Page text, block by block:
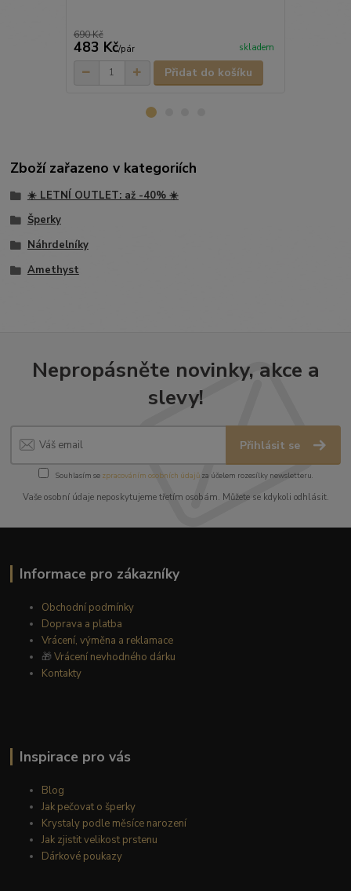
690 Kč
483 Kč/pár skladem
Přidat do košíku
Zboží zařazeno v kategoriích
☀️ LETNÍ OUTLET: až -40% ☀️
Šperky
Náhrdelníky
Amethyst
Nepropásněte novinky, akce a
slevy!
Přihlásit se
Souhlasím se zpracováním osobních údajůza účelem rozesílky newsletteru.
Vaše osobní údaje neposkytujeme třetím osobám. Můžete se kdykoli odhlásit.
Informace pro zákazníky
Obchodní podmínky
Doprava a platba
Vrácení, výměna a reklamace
🎁Vrácení nevhodného dárku
Kontakty
Inspirace pro vás
Blog
Jak pečovat o šperky
Krystaly podle měsíce narození
Jak zjistit velikost prstenu
Dárkové poukazy